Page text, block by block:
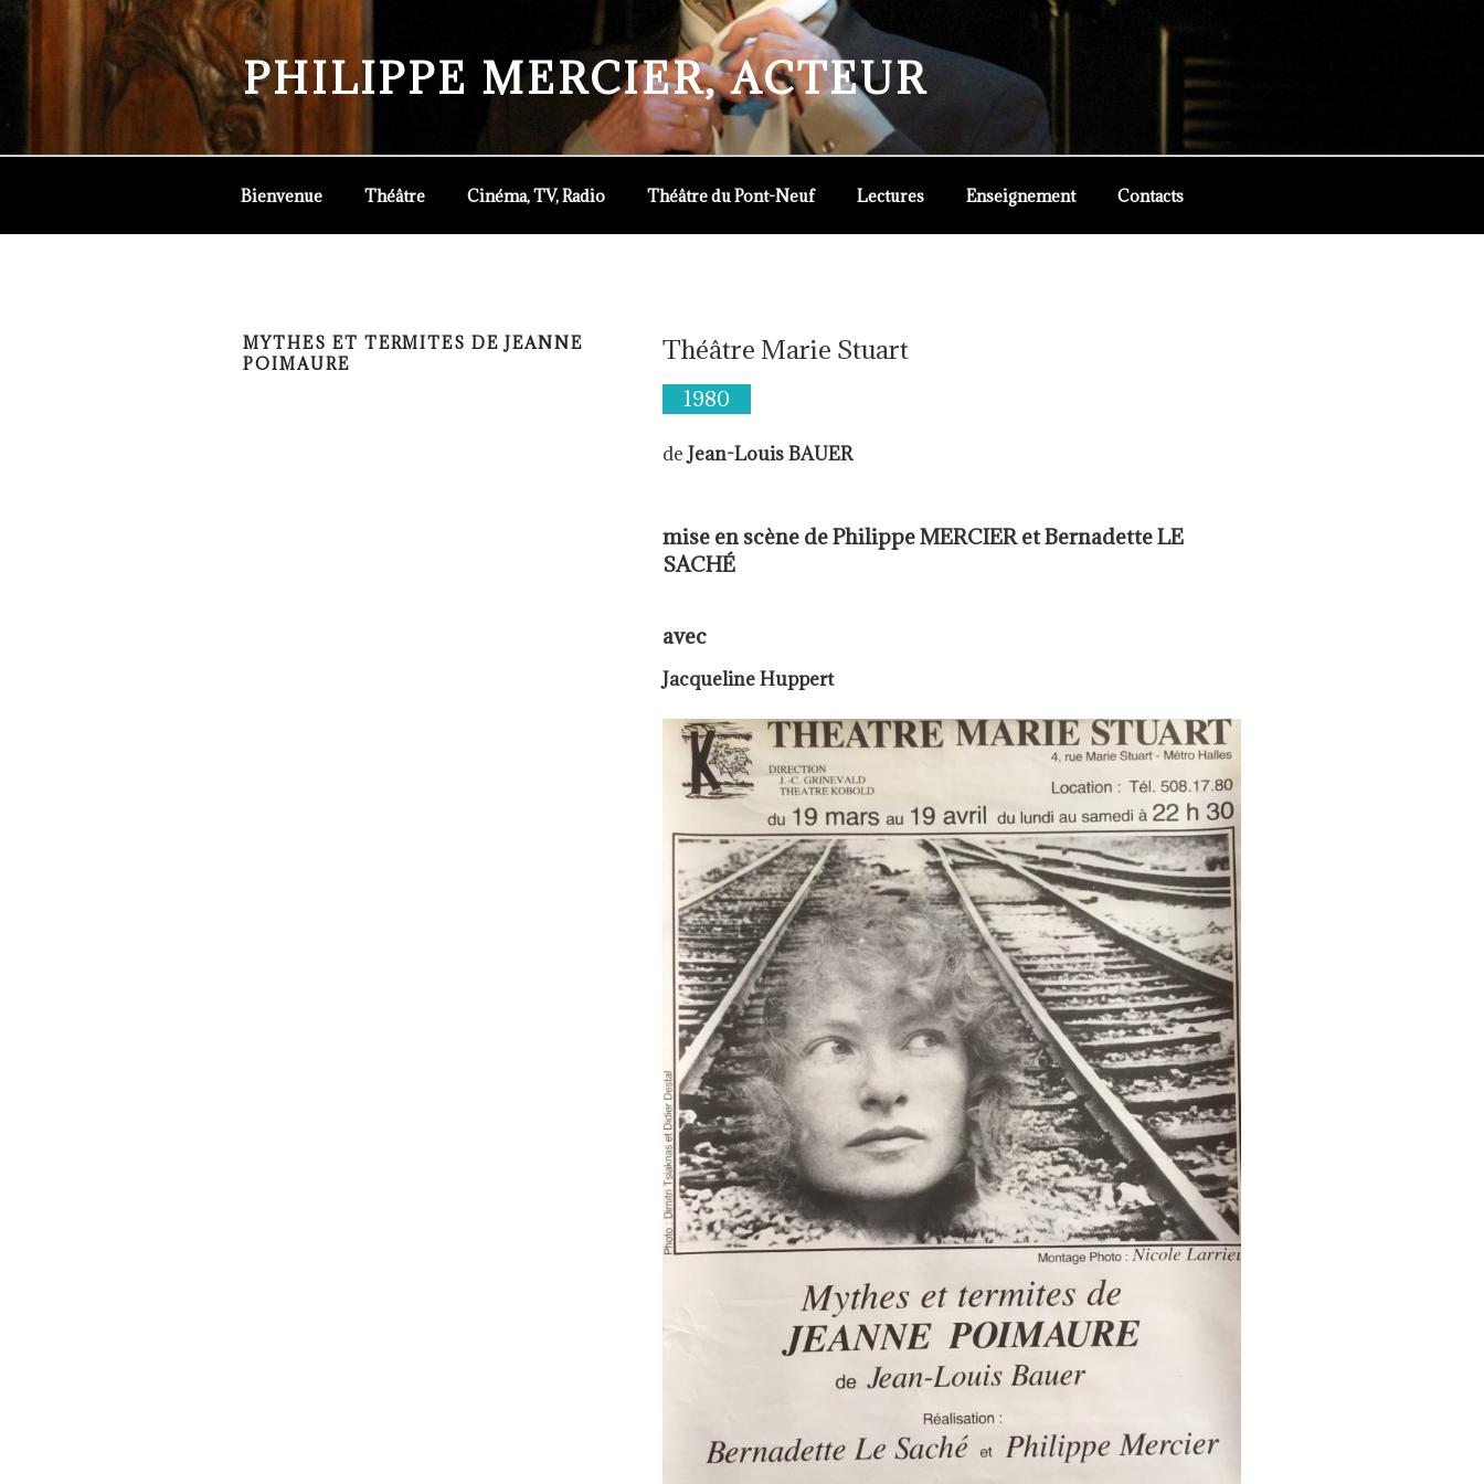
Aller
contenu
PHILIPPE MERCIER, ACTEUR
Bienvenue Théâtre Cinéma, TV, Radio Théâtre du Pont-Neuf Lectures Enseignement Contacts
MYTHES ET TERMITES DE JEANNE
POIMAURE
Théâtre Marie Stuart
1980
de Jean-Louis BAUER
mise en scène de Philippe MERCIER et Bernadette LE
SACHÉ
avec
Jacqueline Huppert